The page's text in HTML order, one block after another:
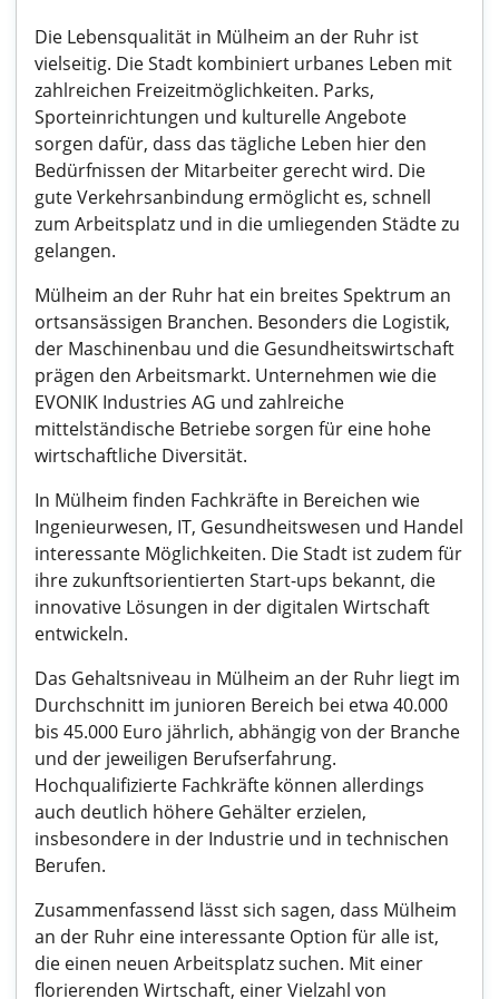
Die Lebensqualität in Mülheim an der Ruhr ist
vielseitig. Die Stadt kombiniert urbanes Leben mit
zahlreichen Freizeitmöglichkeiten. Parks,
Sporteinrichtungen und kulturelle Angebote
sorgen dafür, dass das tägliche Leben hier den
Bedürfnissen der Mitarbeiter gerecht wird. Die
gute Verkehrsanbindung ermöglicht es, schnell
zum Arbeitsplatz und in die umliegenden Städte zu
gelangen.
Mülheim an der Ruhr hat ein breites Spektrum an
ortsansässigen Branchen. Besonders die Logistik,
der Maschinenbau und die Gesundheitswirtschaft
prägen den Arbeitsmarkt. Unternehmen wie die
EVONIK Industries AG und zahlreiche
mittelständische Betriebe sorgen für eine hohe
wirtschaftliche Diversität.
In Mülheim finden Fachkräfte in Bereichen wie
Ingenieurwesen, IT, Gesundheitswesen und Handel
interessante Möglichkeiten. Die Stadt ist zudem für
ihre zukunftsorientierten Start-ups bekannt, die
innovative Lösungen in der digitalen Wirtschaft
entwickeln.
Das Gehaltsniveau in Mülheim an der Ruhr liegt im
Durchschnitt im junioren Bereich bei etwa 40.000
bis 45.000 Euro jährlich, abhängig von der Branche
und der jeweiligen Berufserfahrung.
Hochqualifizierte Fachkräfte können allerdings
auch deutlich höhere Gehälter erzielen,
insbesondere in der Industrie und in technischen
Berufen.
Zusammenfassend lässt sich sagen, dass Mülheim
an der Ruhr eine interessante Option für alle ist,
die einen neuen Arbeitsplatz suchen. Mit einer
florierenden Wirtschaft, einer Vielzahl von